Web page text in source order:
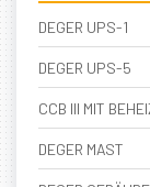
DEGER UPS-1
DEGER UPS-5
CCB III MIT
DEGER MAST